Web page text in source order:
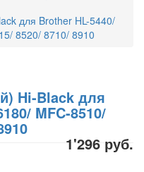
для Brother HL-5440/
8520/ 8710/ 8910
Hi-Black для
MFC-8510/
1'296 руб.